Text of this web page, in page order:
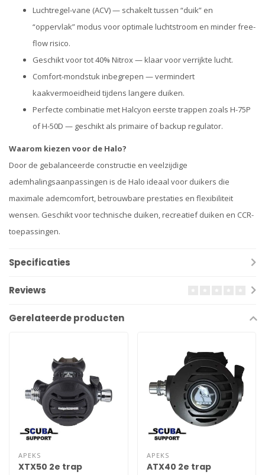
Luchtregel-vane (ACV) — schakelt tussen “duik” en
“oppervlak” modus voor optimale luchtstroom en minder free-
flow risico.
Geschikt voor tot 40% Nitrox — klaar voor verrijkte lucht.
Comfort-mondstuk inbegrepen — vermindert
kaakvermoeidheid tijdens langere duiken.
Perfecte combinatie met Halcyon eerste trappen zoals H-75P
of H-50D — geschikt als primaire of backup regulator.
Waarom kiezen voor de Halo?
Door de gebalanceerde constructie en veelzijdige
ademhalingsaanpassingen is de Halo ideaal voor duikers die
maximale ademcomfort, betrouwbare prestaties en flexibiliteit
wensen. Geschikt voor technische duiken, recreatief duiken en CCR-
toepassingen.
Specificaties
Reviews
Gerelateerde producten
APEKS
XTX50 2e trap
APEKS
ATX40 2e trap